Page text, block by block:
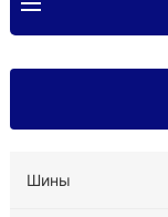
Шины